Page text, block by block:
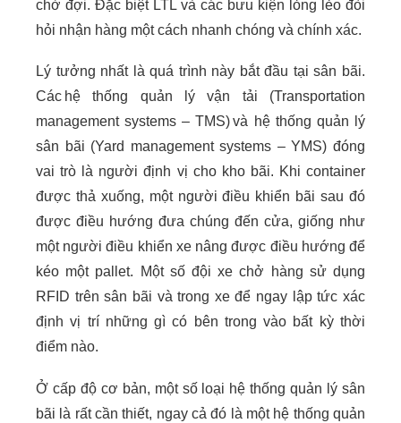
chờ đợi. Đặc biệt LTL và các bưu kiện lỏng lẻo đòi
hỏi nhận hàng một cách nhanh chóng và chính xác.
Lý tưởng nhất là quá trình này bắt đầu tại sân bãi.
Các hệ thống quản lý vận tải (Transportation
management systems – TMS) và hệ thống quản lý
sân bãi (Yard management systems – YMS) đóng
vai trò là người định vị cho kho bãi. Khi container
được thả xuống, một người điều khiển bãi sau đó
được điều hướng đưa chúng đến cửa, giống như
một người điều khiển xe nâng được điều hướng để
kéo một pallet. Một số đội xe chở hàng sử dụng
RFID trên sân bãi và trong xe để ngay lập tức xác
định vị trí những gì có bên trong vào bất kỳ thời
điểm nào.
Ở cấp độ cơ bản, một số loại hệ thống quản lý sân
bãi là rất cần thiết, ngay cả đó là một hệ thống quản